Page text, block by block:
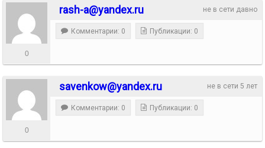
не в сети давно
rash-a@yandex.ru
0
Комментарии: 0 Публикации: 0
не в сети 5 лет
savenkow@yandex.ru
0
Комментарии: 0 Публикации: 0